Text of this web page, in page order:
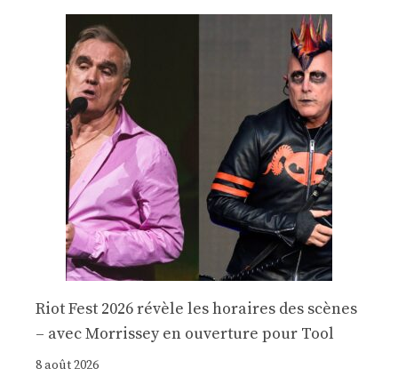
Riot Fest 2026 révèle les horaires des scènes
– avec Morrissey en ouverture pour Tool
8 août 2026